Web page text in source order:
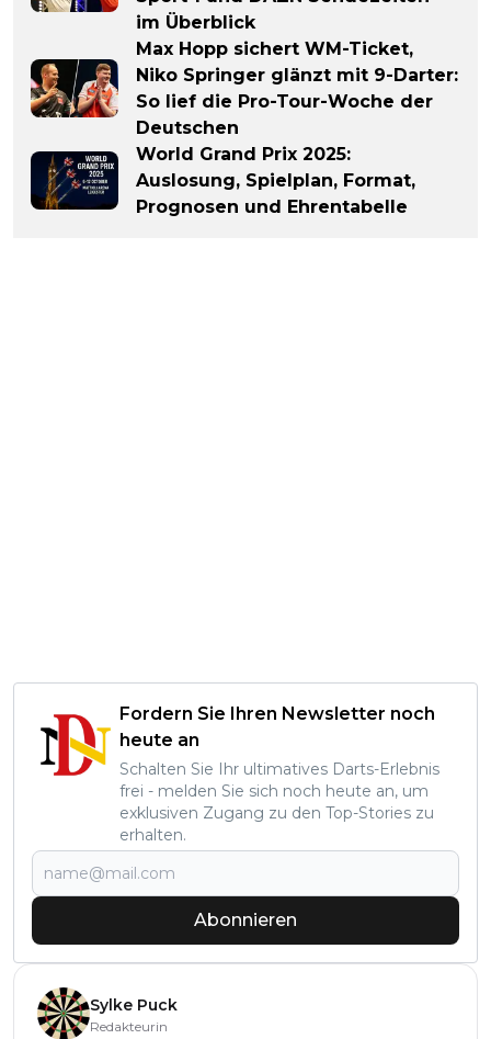
im Überblick
Max Hopp sichert WM-Ticket,
Niko Springer glänzt mit 9-Darter:
So lief die Pro-Tour-Woche der
Deutschen
World Grand Prix 2025:
Auslosung, Spielplan, Format,
Prognosen und Ehrentabelle
Fordern Sie Ihren Newsletter noch
heute an
Schalten Sie Ihr ultimatives Darts-Erlebnis
frei - melden Sie sich noch heute an, um
exklusiven Zugang zu den Top-Stories zu
erhalten.
Abonnieren
Sylke Puck
Redakteurin